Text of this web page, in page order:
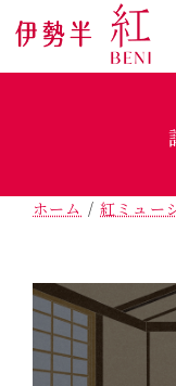
ホーム /紅ミュー